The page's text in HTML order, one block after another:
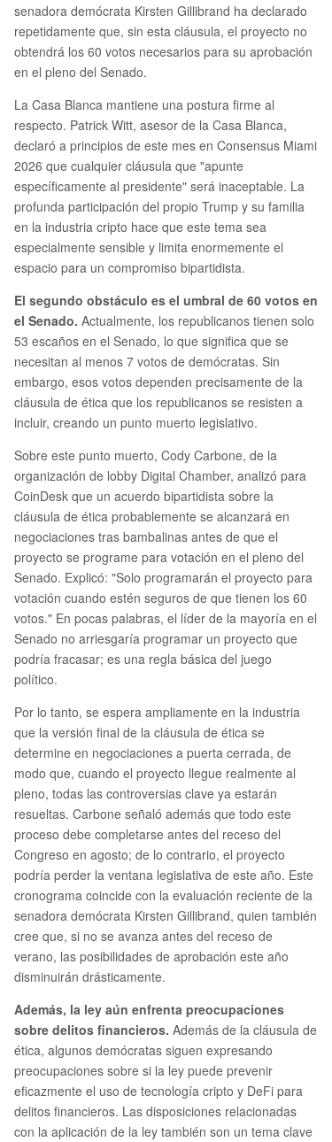
senadora demócrata Kirsten Gillibrand ha declarado
repetidamente que, sin esta cláusula, el proyecto no
obtendrá los 60 votos necesarios para su aprobación
en el pleno del Senado.
La Casa Blanca mantiene una postura firme al
respecto. Patrick Witt, asesor de la Casa Blanca,
declaró a principios de este mes en Consensus Miami
2026 que cualquier cláusula que "apunte
específicamente al presidente" será inaceptable. La
profunda participación del propio Trump y su familia
en la industria cripto hace que este tema sea
especialmente sensible y limita enormemente el
espacio para un compromiso bipartidista.
El segundo obstáculo es el umbral de 60 votos en
el Senado. Actualmente, los republicanos tienen solo
53 escaños en el Senado, lo que significa que se
necesitan al menos 7 votos de demócratas. Sin
embargo, esos votos dependen precisamente de la
cláusula de ética que los republicanos se resisten a
incluir, creando un punto muerto legislativo.
Sobre este punto muerto, Cody Carbone, de la
organización de lobby Digital Chamber, analizó para
CoinDesk que un acuerdo bipartidista sobre la
cláusula de ética probablemente se alcanzará en
negociaciones tras bambalinas antes de que el
proyecto se programe para votación en el pleno del
Senado. Explicó: "Solo programarán el proyecto para
votación cuando estén seguros de que tienen los 60
votos." En pocas palabras, el líder de la mayoría en el
Senado no arriesgaría programar un proyecto que
podría fracasar; es una regla básica del juego
político.
Por lo tanto, se espera ampliamente en la industria
que la versión final de la cláusula de ética se
determine en negociaciones a puerta cerrada, de
modo que, cuando el proyecto llegue realmente al
pleno, todas las controversias clave ya estarán
resueltas. Carbone señaló además que todo este
proceso debe completarse antes del receso del
Congreso en agosto; de lo contrario, el proyecto
podría perder la ventana legislativa de este año. Este
cronograma coincide con la evaluación reciente de la
senadora demócrata Kirsten Gillibrand, quien también
cree que, si no se avanza antes del receso de
verano, las posibilidades de aprobación este año
disminuirán drásticamente.
Además, la ley aún enfrenta preocupaciones
sobre delitos financieros. Además de la cláusula de
ética, algunos demócratas siguen expresando
preocupaciones sobre si la ley puede prevenir
eficazmente el uso de tecnología cripto y DeFi para
delitos financieros. Las disposiciones relacionadas
con la aplicación de la ley también son un tema clave